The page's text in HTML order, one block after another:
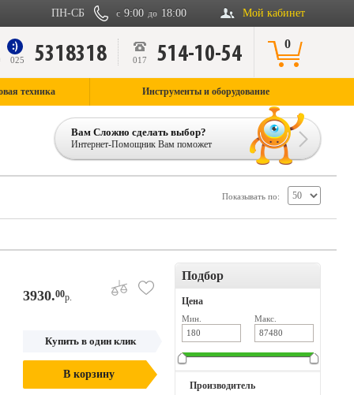
Мой кабинет
с 9:00 до 18:00
ПН-СБ
025 5318318 017 514-10-54 0
техника Инструменты и оборудование
Вам Сложно сделать выбор?
Интернет-Помощник Вам поможет
Показывать по:
3930.00р.
Купить в один клик
В корзину
Подбор
Цена
Мин. Макс.
Производитель